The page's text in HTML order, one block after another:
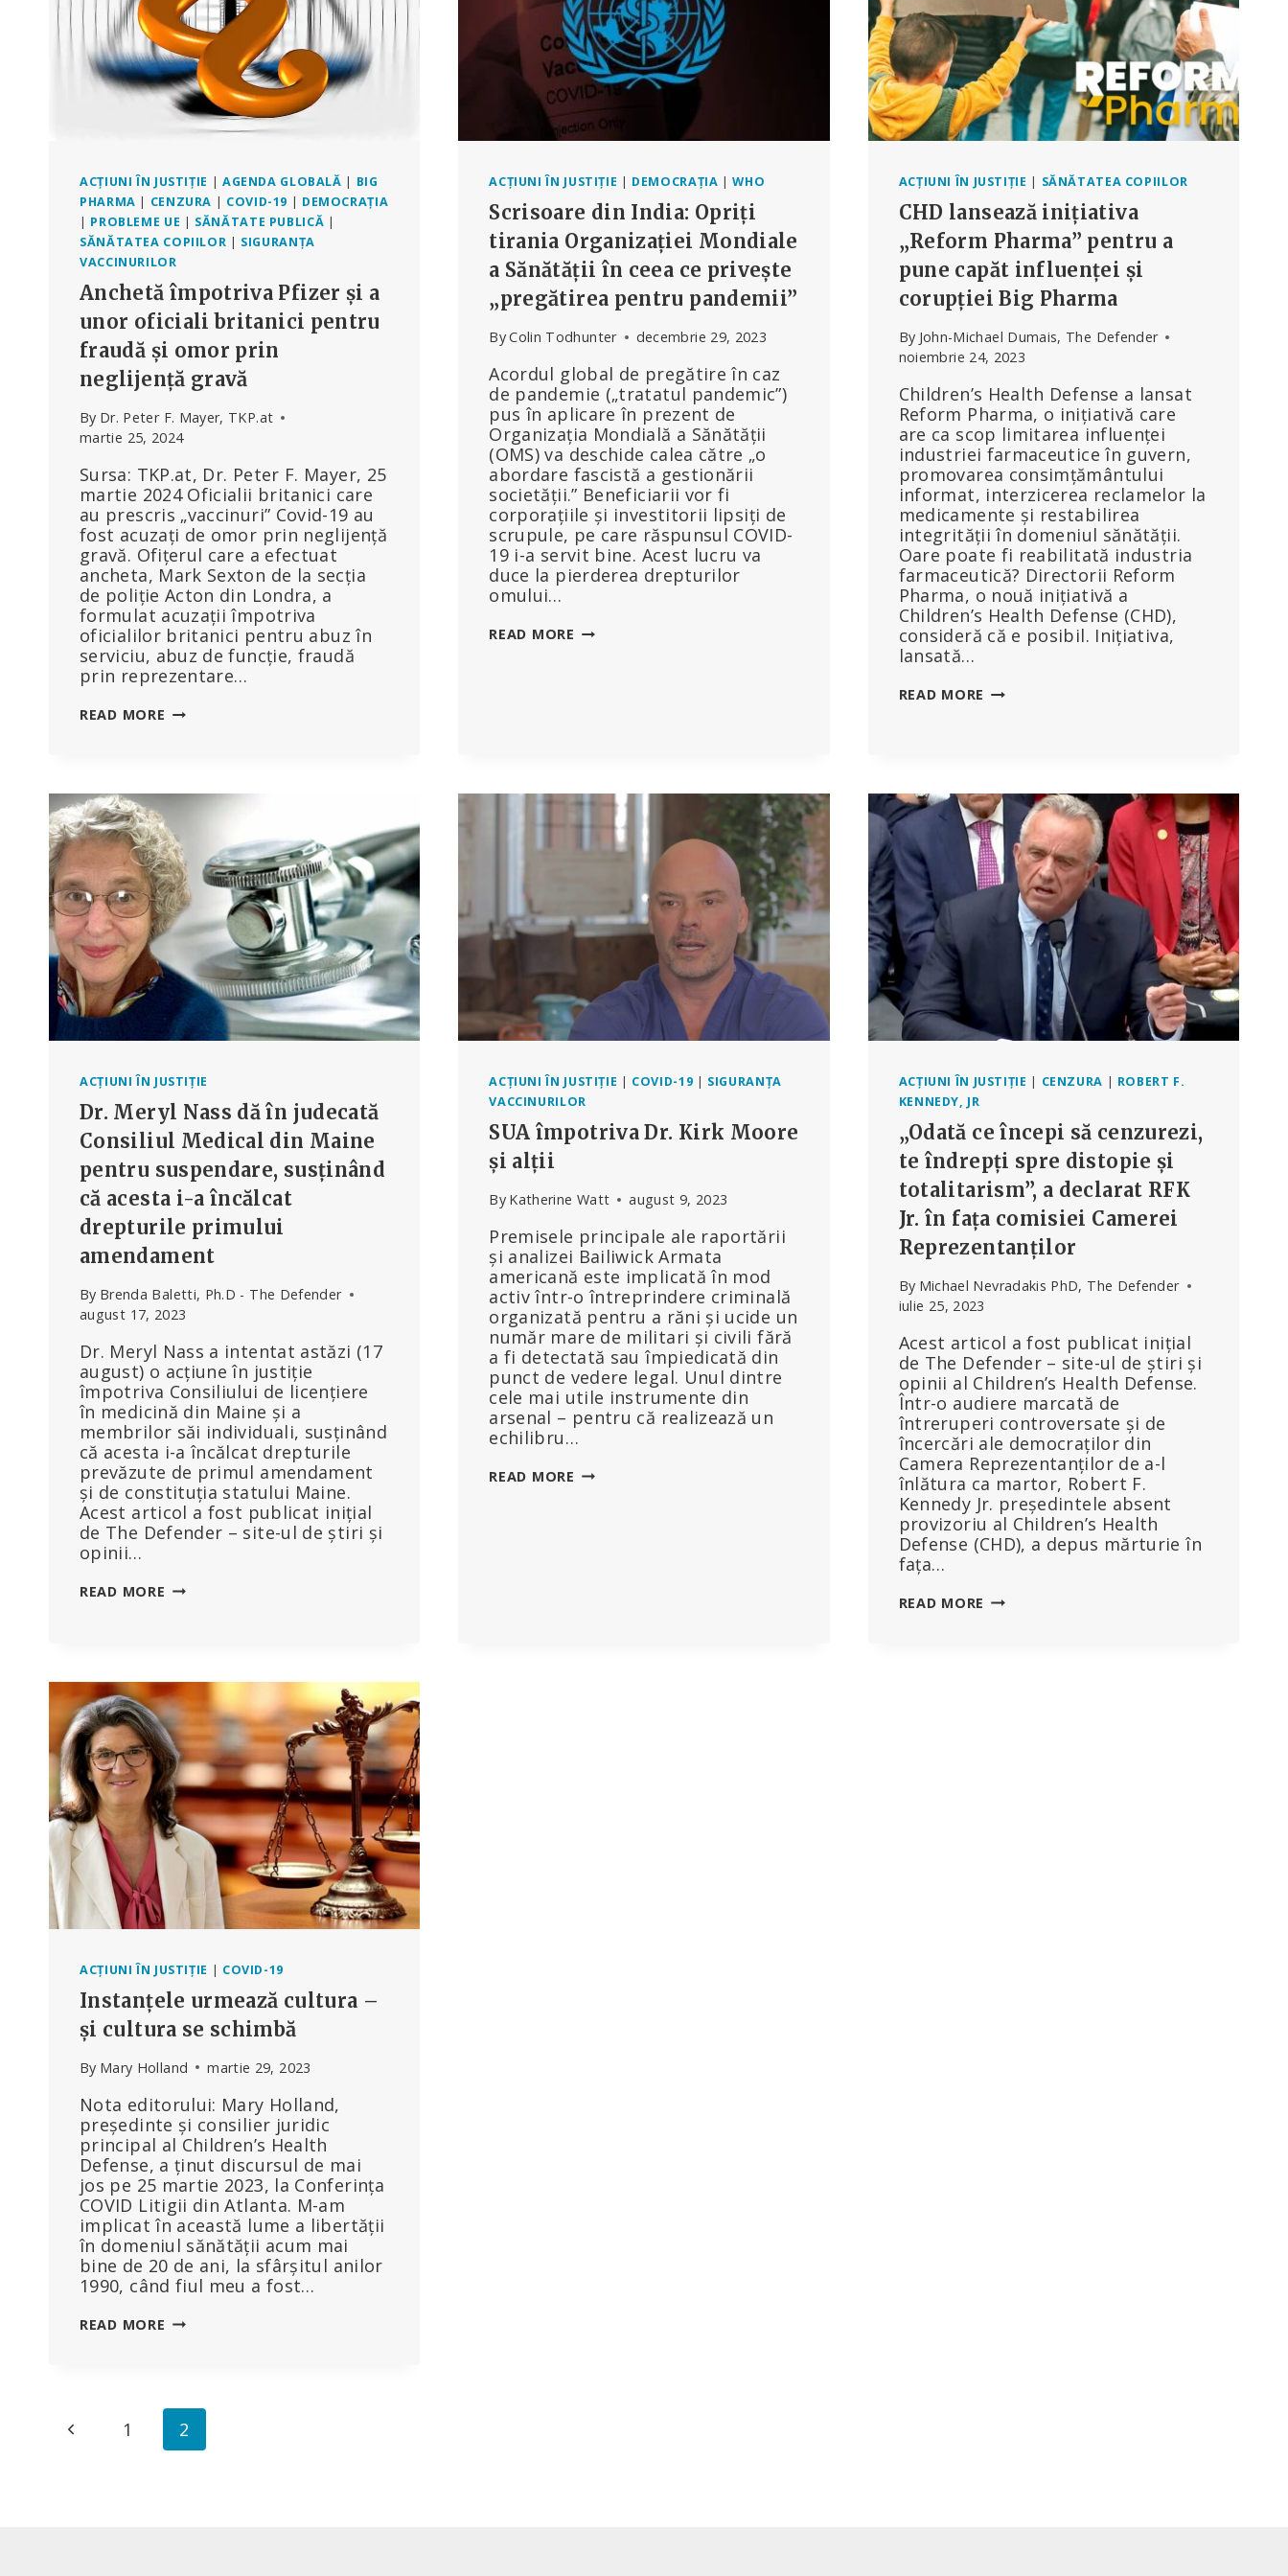
ACȚIUNI ÎN JUSTIȚIE | AGENDA GLOBALĂ | BIG
PHARMA | CENZURA | COVID-19 | DEMOCRAȚIA
| PROBLEME UE | SĂNĂTATE PUBLICĂ |
SĂNĂTATEA COPIILOR | SIGURANȚA
VACCINURILOR
Anchetă împotriva Pfizer și a
unor oficiali britanici pentru
fraudă și omor prin
neglijență gravă
By Dr. Peter F. Mayer, TKP.at
martie 25, 2024
Sursa: TKP.at, Dr. Peter F. Mayer, 25
martie 2024 Oficialii britanici care
au prescris „vaccinuri” Covid-19 au
fost acuzați de omor prin neglijență
gravă. Ofițerul care a efectuat
ancheta, Mark Sexton de la secția
de poliție Acton din Londra, a
formulat acuzații împotriva
oficialilor britanici pentru abuz în
serviciu, abuz de funcție, fraudă
prin reprezentare…
READ MORE ANCHETĂ
A
OFICIALI
BRITANICI
PENTRU
FRAUDĂ
ȘI
OMOR
NEGLIJENȚĂ
GRAVĂ
ACȚIUNI ÎN JUSTIȚIE | DEMOCRAȚIA |WHO
Scrisoare din India: Opriți
tirania Organizației Mondiale
a Sănătății în ceea ce privește
„pregătirea pentru pandemii”
ByColin Todhunter decembrie 29, 2023
Acordul global de pregătire în caz
de pandemie („tratatul pandemic”)
pus în aplicare în prezent de
Organizația Mondială a Sănătății
(OMS) va deschide calea către „o
abordare fascistă a gestionării
societății.” Beneficiarii vor fi
corporațiile și investitorii lipsiți de
scrupule, pe care răspunsul COVID-
19 i-a servit bine. Acest lucru va
duce la pierderea drepturilor
omului…
READ MORE SCRISOARE
SĂNĂTĂȚII
CE
„PREGĂTIREA
PENTRU
PANDEMII”
ACȚIUNI ÎN JUSTIȚIE | SĂNĂTATEA COPIILOR
CHD lansează inițiativa
„Reform Pharma” pentru a
pune capăt influenței și
corupției Big Pharma
By John-Michael Dumais, The Defender
noiembrie 24, 2023
Children’s Health Defense a lansat
Reform Pharma, o inițiativă care
are ca scop limitarea influenței
industriei farmaceutice în guvern,
promovarea consimțământului
informat, interzicerea reclamelor la
medicamente și restabilirea
integrității în domeniul sănătății.
Oare poate fi reabilitată industria
farmaceutică? Directorii Reform
Pharma, o nouă inițiativă a
Children’s Health Defense (CHD),
consideră că e posibil. Inițiativa,
lansată…
READ MORE CHD
PENTRU
A
PUNE
CAPĂT
INFLUENȚEI
ȘI
CORUPȚIEI
PHARMA
ACȚIUNI ÎN JUSTIȚIE
Dr. Meryl Nass dă în judecată
Consiliul Medical din Maine
pentru suspendare, susținând
că acesta i-a încălcat
drepturile primului
amendament
By Brenda Baletti, Ph.D - The Defender
august 17, 2023
Dr. Meryl Nass a intentat astăzi (17
august) o acțiune în justiție
împotriva Consiliului de licențiere
în medicină din Maine și a
membrilor săi individuali, susținând
că acesta i-a încălcat drepturile
prevăzute de primul amendament
și de constituția statului Maine.
Acest articol a fost publicat inițial
de The Defender – site-ul de știri și
opinii…
READ MORE DR.
JUDECATĂ
CONSILIUL
MEDICAL
DIN
MAINE
PENTRU
SUSPENDARE,
SUSȚINÂND
CĂ
ACESTA
A
ÎNCĂLCAT
PRIMULUI
AMENDAMENT
ACȚIUNI ÎN JUSTIȚIE | COVID-19 | SIGURANȚA
VACCINURILOR
SUA împotriva Dr. Kirk Moore
și alții
By Katherine Watt august 9, 2023
Premisele principale ale raportării
și analizei Bailiwick Armata
americană este implicată în mod
activ într-o întreprindere criminală
organizată pentru a răni și ucide un
număr mare de militari și civili fără
a fi detectată sau împiedicată din
punct de vedere legal. Unul dintre
cele mai utile instrumente din
arsenal – pentru că realizează un
echilibru…
READ MORE SUA
ACȚIUNI ÎN JUSTIȚIE | CENZURA | ROBERT F.
KENNEDY, JR
„Odată ce începi să cenzurezi,
te îndrepți spre distopie și
totalitarism”, a declarat RFK
Jr. în fața comisiei Camerei
Reprezentanților
By Michael Nevradakis PhD, The Defender
iulie 25, 2023
Acest articol a fost publicat inițial
de The Defender – site-ul de știri și
opinii al Children’s Health Defense.
Într-o audiere marcată de
întreruperi controversate și de
încercări ale democraților din
Camera Reprezentanților de a-l
înlătura ca martor, Robert F.
Kennedy Jr. președintele absent
provizoriu al Children’s Health
Defense (CHD), a depus mărturie în
fața…
READ MORE „ODATĂ
ACȚIUNI ÎN JUSTIȚIE | COVID-19
Instanțele urmează cultura –
și cultura se schimbă
By Mary Holland martie 29, 2023
Nota editorului: Mary Holland,
președinte și consilier juridic
principal al Children’s Health
Defense, a ținut discursul de mai
jos pe 25 martie 2023, la Conferința
COVID Litigii din Atlanta. M-am
implicat în această lume a libertății
în domeniul sănătății acum mai
bine de 20 de ani, la sfârșitul anilor
1990, când fiul meu a fost…
READ MORE INSTANȚELE
CULTURA
Page
Previous
1 2